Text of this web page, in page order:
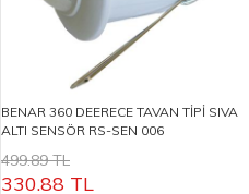
BENAR 360 DEERECE TAVAN TİPİ SIVA
ALTI SENSÖR RS-SEN 006
499.89 TL
330.88 TL